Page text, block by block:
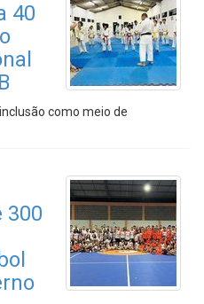
40
como meio de
300